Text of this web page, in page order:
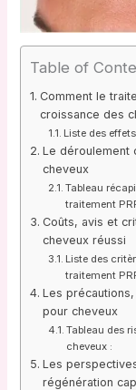
Table of
Comment le
croissance des
Liste des
Le déroulement
cheveux
Tableau
traitement
Coûts, avis et
cheveux réussi
Liste des
traitement
Les
pour cheveux
Tableau des
cheveux :
Les
régénération